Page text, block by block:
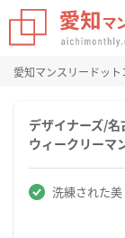
愛知マンスリードット
デザイナーズ/名
ウィークリーマ
洗練された美